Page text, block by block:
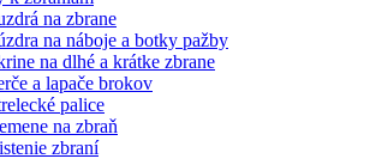
na zbrane
na náboje a botky pažby
na dlhé a krátke zbrane
a lapače brokov
palice
na zbraň
zbraní